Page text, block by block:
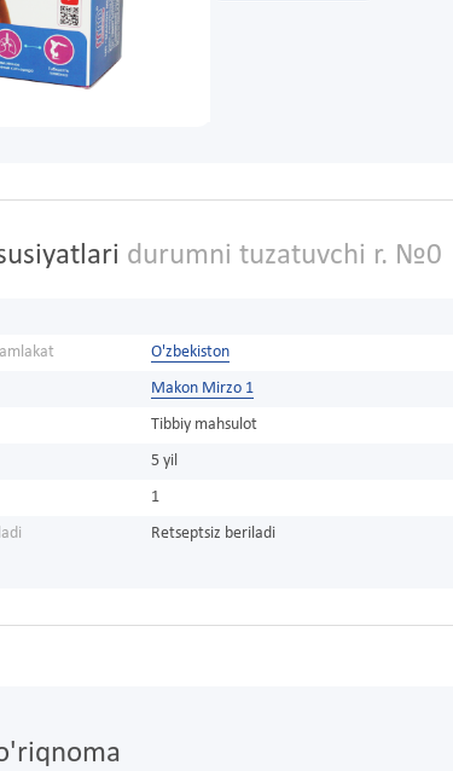
durumni tuzatuvchi r. №0
O'zbekiston
Makon Mirzo 1
Tibbiy mahsulot
5 yil
1
Retseptsiz beriladi